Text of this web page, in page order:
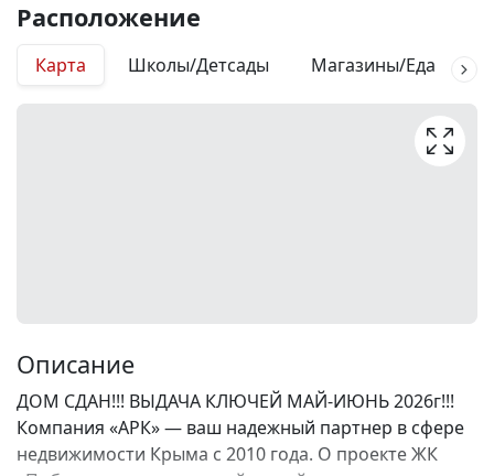
Расположение
Карта Школы/Детсады Магазины/Еда
Описание
ДОМ СДАН!!! ВЫДАЧА КЛЮЧЕЙ МАЙ-ИЮНЬ 2026г!!!
Компания «АРК» — ваш надежный партнер в сфере
недвижимости Крыма с 2010 года. О проекте ЖК